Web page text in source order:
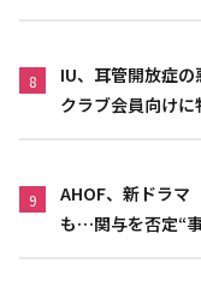
8
IU、耳管開放症
クラブ会員向け
9
AHOF、新ドラマ
も…関与を否定“